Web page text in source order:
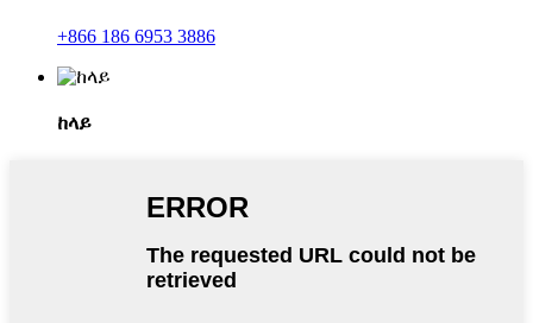
+866 186 6953 3886
ከላይ